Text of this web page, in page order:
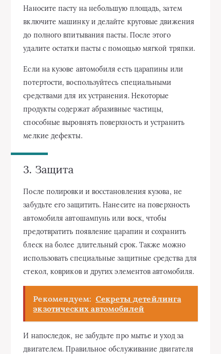
Наносите пасту на небольшую площадь, затем
включите машинку и делайте круговые движения
до полного впитывания пасты. После этого
удалите остатки пасты с помощью мягкой тряпки.
Если на кузове автомобиля есть царапины или
потертости, воспользуйтесь специальными
средствами для их устранения. Некоторые
продукты содержат абразивные частицы,
способные выровнять поверхность и устранить
мелкие дефекты.
3. Защита
После полировки и восстановления кузова, не
забудьте его защитить. Нанесите на поверхность
автомобиля автошампунь или воск, чтобы
предотвратить появление царапин и сохранить
блеск на более длительный срок. Также можно
использовать специальные защитные средства для
стекол, ковриков и других элементов автомобиля.
Рекомендуем: Секреты детейлинга
экзотических автомобилей
И напоследок, не забудьте про мытье и уход за
двигателем. Правильное обслуживание двигателя